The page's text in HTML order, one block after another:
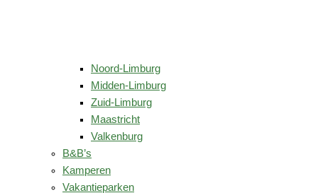
Noord-Limburg
Midden-Limburg
Zuid-Limburg
Maastricht
Valkenburg
B&B’s
Kamperen
Vakantieparken